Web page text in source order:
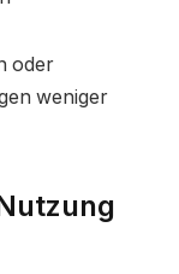
oder
weniger